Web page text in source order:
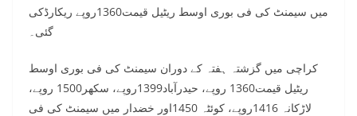
میں سیمنٹ کی فی بوری اوسط ریٹیل قیمت1360روپے ریکارڈکی
گئی۔
کراچی میں گزشتہ ہفتہ کے دوران سیمنٹ کی فی بوری اوسط
ریٹیل قیمت1360 روپے، حیدرآباد1399روپے، سکھر1500 روپے،
لاڑکانہ 1416روپے، کوئٹہ 1450اور خضدار میں سیمنٹ کی فی